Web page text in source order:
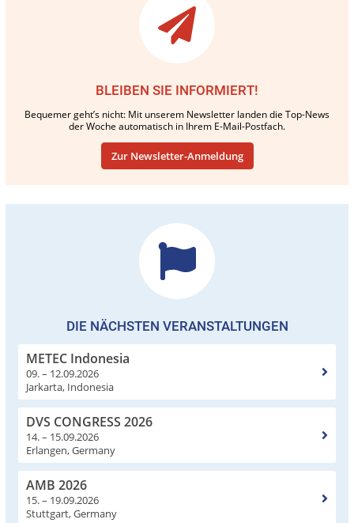
BLEIBEN SIE INFORMIERT!
Bequemer geht’s nicht: Mit unserem Newsletter landen die Top-News
der Woche automatisch in Ihrem E-Mail-Postfach.
Zur Newsletter-Anmeldung
DIE NÄCHSTEN VERANSTALTUNGEN
METEC Indonesia
09. – 12.09.2026
Jarkarta, Indonesia
DVS CONGRESS 2026
14. – 15.09.2026
Erlangen, Germany
AMB 2026
15. – 19.09.2026
Stuttgart, Germany